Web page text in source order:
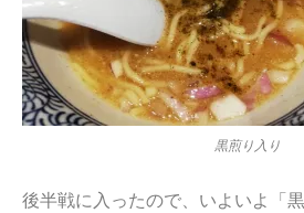
黒煎り入り
後半戦に入ったので、いよいよ「